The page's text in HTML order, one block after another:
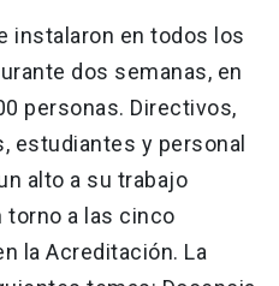
instalaron en todos los
dos semanas, en
personas. Directivos,
estudiantes y personal
alto a su trabajo
torno a las cinco
la Acreditación. La